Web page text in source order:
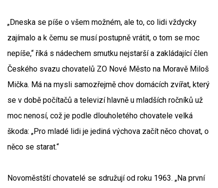
„Dneska se píše o všem možném, ale to, co lidi vždycky
zajímalo a k čemu se musí postupně vrátit, o tom se moc
nepíše,“ říká s nádechem smutku nejstarší a zakládající člen
Českého svazu chovatelů ZO Nové Město na Moravě Miloš
Mička. Má na mysli samozřejmě chov domácích zvířat, který
se v době počítačů a televizí hlavně u mladších ročníků už
moc nenosí, což je podle dlouholetého chovatele velká
škoda: „Pro mladé lidi je jediná výchova začít něco chovat, o
něco se starat.“
Novoměstští chovatelé se sdružují od roku 1963. „Na první